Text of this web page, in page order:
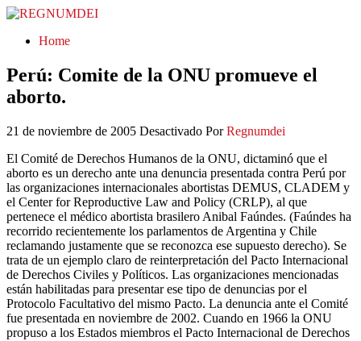
REGNUMDEI
Home
Perú: Comite de la ONU promueve el
aborto.
21 de noviembre de 2005 Desactivado Por Regnumdei
El Comité de Derechos Humanos de la ONU, dictaminó que el
aborto es un derecho ante una denuncia presentada contra Perú por
las organizaciones internacionales abortistas DEMUS, CLADEM y
el Center for Reproductive Law and Policy (CRLP), al que
pertenece el médico abortista brasilero Anibal Faúndes. (Faúndes ha
recorrido recientemente los parlamentos de Argentina y Chile
reclamando justamente que se reconozca ese supuesto derecho). Se
trata de un ejemplo claro de reinterpretación del Pacto Internacional
de Derechos Civiles y Políticos. Las organizaciones mencionadas
están habilitadas para presentar ese tipo de denuncias por el
Protocolo Facultativo del mismo Pacto. La denuncia ante el Comité
fue presentada en noviembre de 2002. Cuando en 1966 la ONU
propuso a los Estados miembros el Pacto Internacional de Derechos